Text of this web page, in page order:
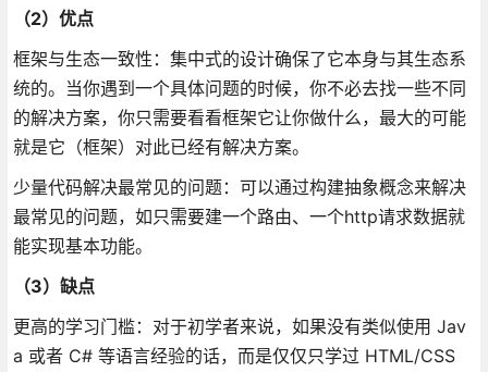
（2）优点
框架与生态一致性：集中式的设计确保了它本身与其生态系
统的。当你遇到一个具体问题的时候，你不必去找一些不同
的解决方案，你只需要看看框架它让你做什么，最大的可能
就是它（框架）对此已经有解决方案。
少量代码解决最常见的问题：可以通过构建抽象概念来解决
最常见的问题，如只需要建一个路由、一个http请求数据就
能实现基本功能。
（3）缺点
更高的学习门槛：对于初学者来说，如果没有类似使用 Jav
a 或者 C# 等语言经验的话，而是仅仅只学过 HTML/CSS